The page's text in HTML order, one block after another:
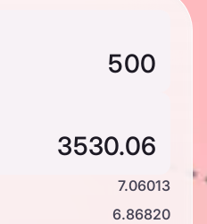
7.06013
6.86820